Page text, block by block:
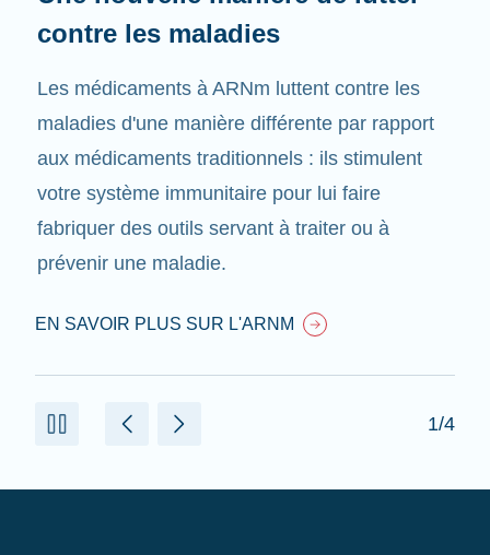
contre les maladies
Les médicaments à ARNm luttent contre les
maladies d'une manière différente par rapport
aux médicaments traditionnels : ils stimulent
votre système immunitaire pour lui faire
fabriquer des outils servant à traiter ou à
prévenir une maladie.
EN SAVOIR PLUS SUR L'ARNM
1/4